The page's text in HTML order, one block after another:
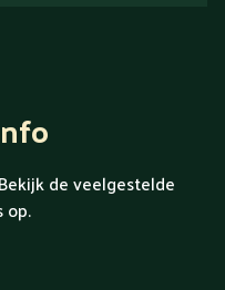
de veelgestelde
op.